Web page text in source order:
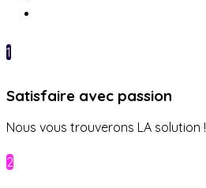
1
Satisfaire avec passion
Nous vous trouverons LA solution !
2